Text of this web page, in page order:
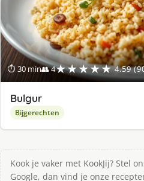
⏱ 30 min👥 4★★★★★ 4.59
Bulgur
Bijgerechten
Kook je vaker met KookJij? Stel
Google, dan vind je onze